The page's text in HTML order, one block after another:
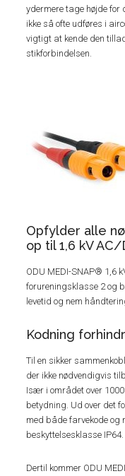
ydermere tage højde
ikke så ofte udføres i
vigtigt at kende den
stikforbindelsen.
Opfylder alle
op til 1,6 kV AC/
ODU MEDI-SNAP® 1,6
forureningsklasse 2 og
levetid og nem
Kodning
Til en sikker
der ikke nødvendigvis
Især i området over
betydning. Ud over det
med både farvekode og
beskyttelsesklasse IP64.
Dertil kommer ODU